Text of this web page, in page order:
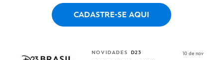
CADASTRE-SE AQUI
NOVIDADES D23 10 de nov